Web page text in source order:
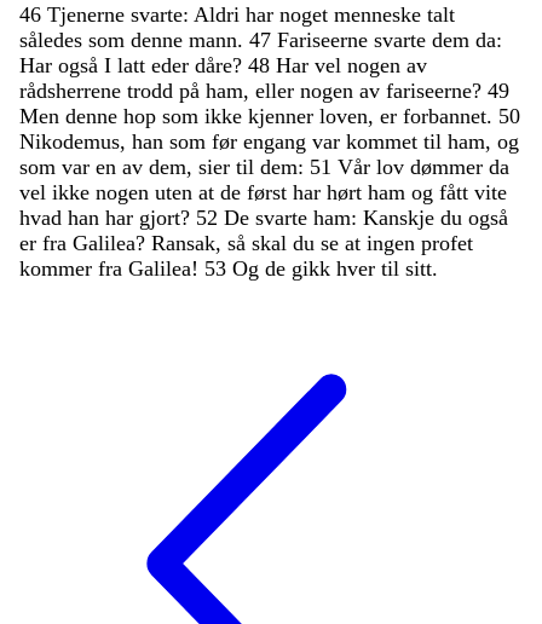
46 Tjenerne svarte: Aldri har noget menneske talt
således som denne mann. 47 Fariseerne svarte dem da:
Har også I latt eder dåre? 48 Har vel nogen av
rådsherrene trodd på ham, eller nogen av fariseerne? 49
Men denne hop som ikke kjenner loven, er forbannet. 50
Nikodemus, han som før engang var kommet til ham, og
som var en av dem, sier til dem: 51 Vår lov dømmer da
vel ikke nogen uten at de først har hørt ham og fått vite
hvad han har gjort? 52 De svarte ham: Kanskje du også
er fra Galilea? Ransak, så skal du se at ingen profet
kommer fra Galilea! 53 Og de gikk hver til sitt.